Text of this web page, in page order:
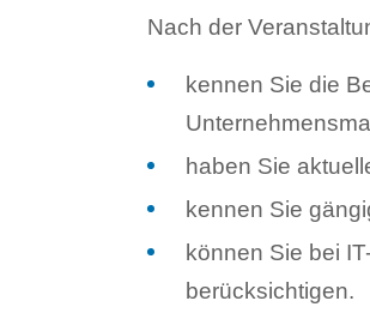
Nach der
kennen Sie die
haben Sie
kennen Sie
können Sie bei
berücksichtigen.